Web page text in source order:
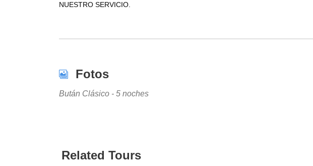
NUESTRO SERVICIO.
Fotos
Bután Clásico - 5 noches
Related Tours